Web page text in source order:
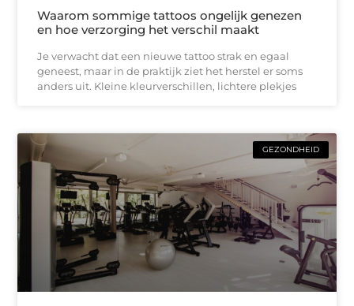
Waarom sommige tattoos ongelijk genezen
en hoe verzorging het verschil maakt
Je verwacht dat een nieuwe tattoo strak en egaal
geneest, maar in de praktijk ziet het herstel er soms
anders uit. Kleine kleurverschillen, lichtere plekjes
GEZONDHEID